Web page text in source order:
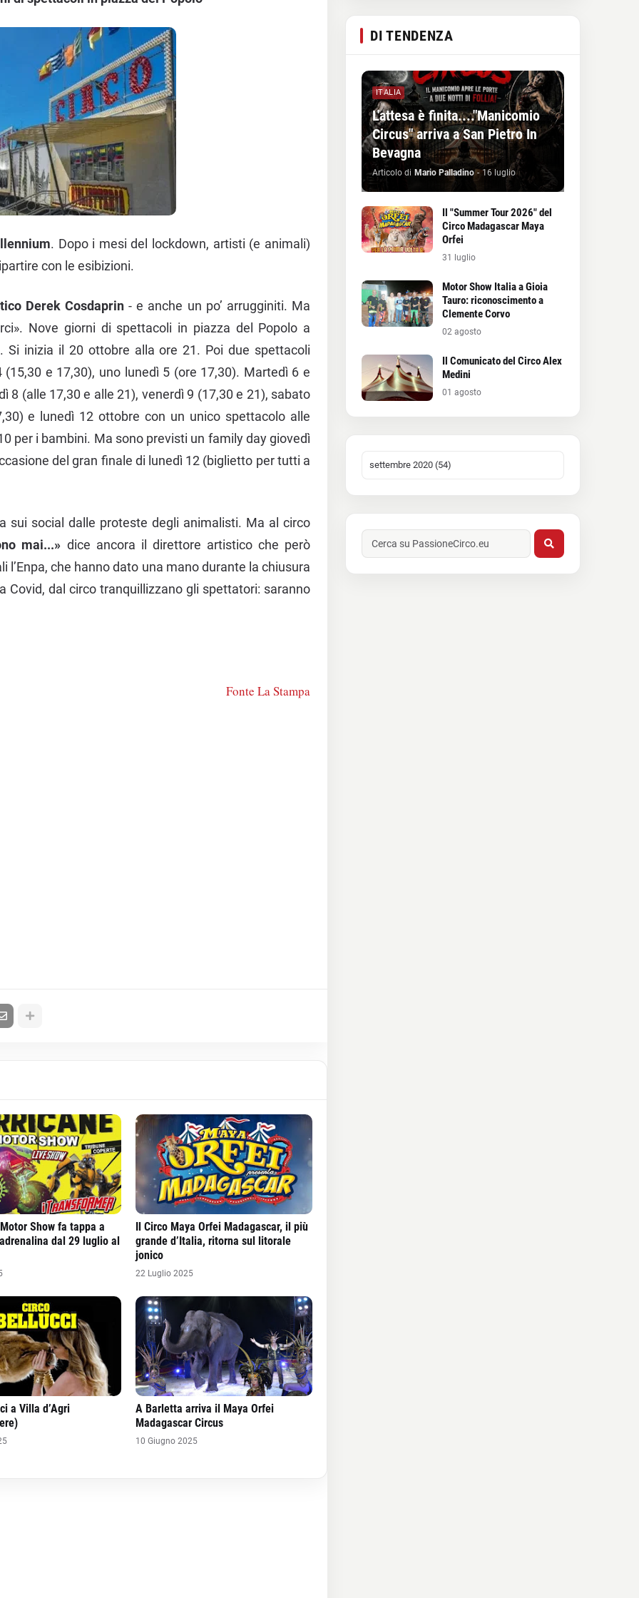
. Dopo i mesi del lockdown, artisti (e animali)
con le esibizioni.
Derek Cosdaprin - e anche un po’ arrugginiti. Ma
Nove giorni di spettacoli in piazza del Popolo a
Si inizia il 20 ottobre alla ore 21. Poi due spettacoli
e 17,30), uno lunedì 5 (ore 17,30). Martedì 6 e
8 (alle 17,30 e alle 21), venerdì 9 (17,30 e 21), sabato
e lunedì 12 ottobre con un unico spettacolo alle
per i bambini. Ma sono previsti un family day giovedì
del gran finale di lunedì 12 (biglietto per tutti a
sui social dalle proteste degli animalisti. Ma al circo
mai...» dice ancora il direttore artistico che però
l’Enpa, che hanno dato una mano durante la chiusura
Covid, dal circo tranquillizzano gli spettatori: saranno
Fonte La Stampa
Show fa tappa a
dal 29 luglio al
Il Circo Maya Orfei Madagascar, il più
grande d’Italia, ritorna sul litorale
jonico
22 Luglio 2025
a Villa d’Agri
A Barletta arriva il Maya Orfei
Madagascar Circus
10 Giugno 2025
DI TENDENZA
ITALIA
L'attesa è finita...."Manicomio
Circus" arriva a San Pietro In
Bevagna
Articolo di Mario Palladino - 16 luglio
Il "Summer Tour 2026" del
Circo Madagascar Maya
Orfei
31 luglio
Motor Show Italia a Gioia
Tauro: riconoscimento a
Clemente Corvo
02 agosto
Il Comunicato del Circo Alex
Medini
01 agosto